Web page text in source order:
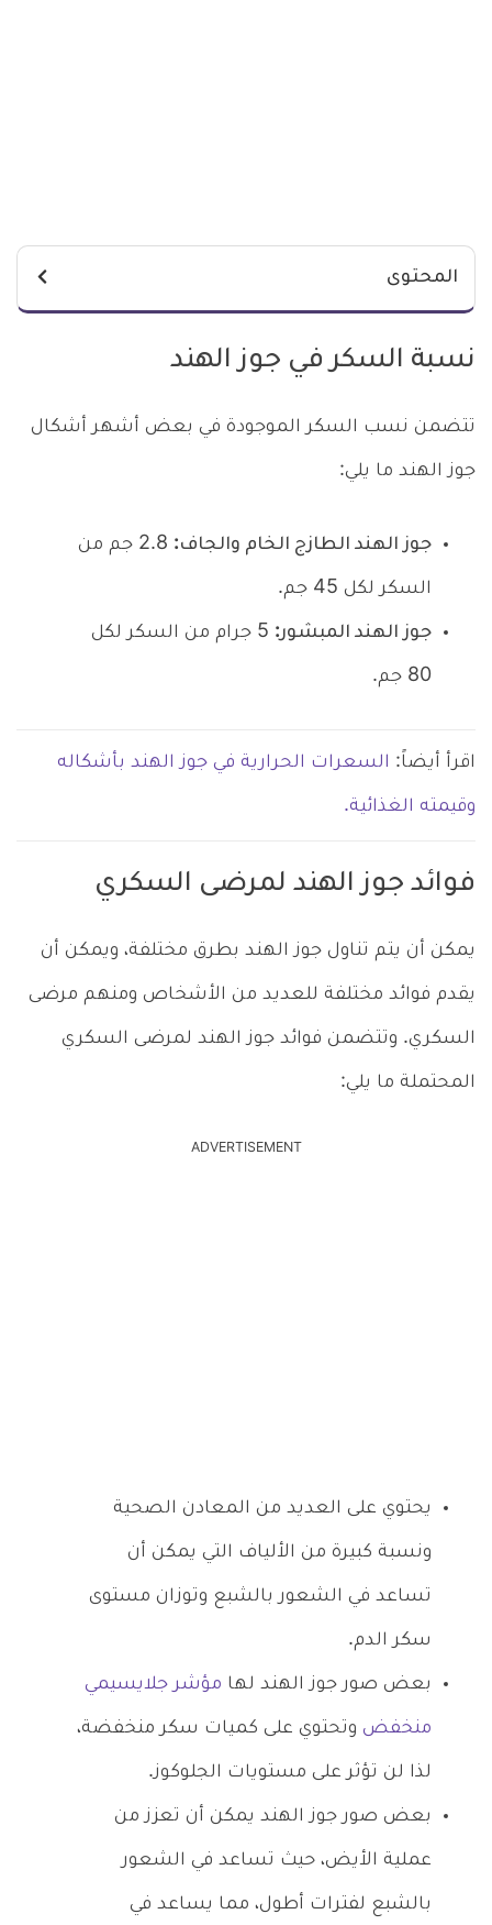
المحتوى
نسبة السكر في جوز الهند
تتضمن نسب السكر الموجودة في بعض أشهر أشكال
جوز الهند ما يلي:
جوز الهند الطازج الخام والجاف: 2.8 جم من
السكر لكل 45 جم.
جوز الهند المبشور: 5 جرام من السكر لكل
80 جم.
اقرأ أيضاً: السعرات الحرارية في جوز الهند بأشكاله
وقيمته الغذائية.
فوائد جوز الهند لمرضى السكري
يمكن أن يتم تناول جوز الهند بطرق مختلفة، ويمكن أن
يقدم فوائد مختلفة للعديد من الأشخاص ومنهم مرضى
السكري. وتتضمن فوائد جوز الهند لمرضى السكري
المحتملة ما يلي:
ADVERTISEMENT
يحتوي على العديد من المعادن الصحية
ونسبة كبيرة من الألياف التي يمكن أن
تساعد في الشعور بالشبع وتوزان مستوى
سكر الدم.
بعض صور جوز الهند لها مؤشر جلايسيمي
منخفض وتحتوي على كميات سكر منخفضة،
لذا لن تؤثر على مستويات الجلوكوز.
بعض صور جوز الهند يمكن أن تعزز من
عملية الأيض، حيث تساعد في الشعور
بالشبع لفترات أطول، مما يساعد في